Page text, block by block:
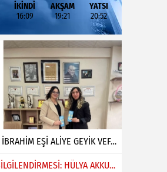
İKİNDİ
16:09
AKŞAM
19:21
YATSI
20:52
ABDİGÖR MAHALLESİNDEN İBRAHİM EŞİ ALİYE GEYİK VEFAT ETMİŞTİR
DOĞUBAYAZIT’TA PTTCELL BİLGİLENDİRMESİ: HÜLYA AKKUŞ GAZETEMİZİ ZİYARET ETTİ